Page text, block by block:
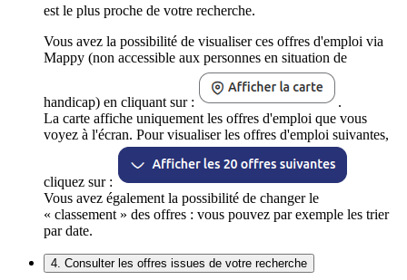
est le plus proche de votre recherche.
Vous avez la possibilité de visualiser ces offres d'emploi via
Mappy (non accessible aux personnes en situation de
handicap) en cliquant sur :
.
La carte affiche uniquement les offres d'emploi que vous
voyez à l'écran. Pour visualiser les offres d'emploi suivantes,
cliquez sur :
Vous avez également la possibilité de changer le
« classement » des offres : vous pouvez par exemple les trier
par date.
4. Consulter les offres issues de votre recherche